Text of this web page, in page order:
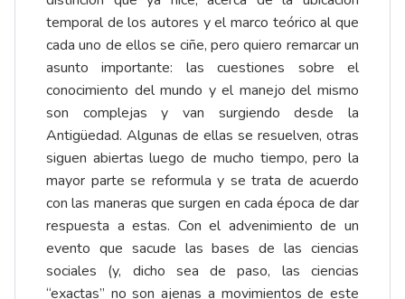
temporal de los autores y el marco teórico al que
cada uno de ellos se ciñe, pero quiero remarcar un
asunto importante: las cuestiones sobre el
conocimiento del mundo y el manejo del mismo
son complejas y van surgiendo desde la
Antigüedad. Algunas de ellas se resuelven, otras
siguen abiertas luego de mucho tiempo, pero la
mayor parte se reformula y se trata de acuerdo
con las maneras que surgen en cada época de dar
respuesta a estas. Con el advenimiento de un
evento que sacude las bases de las ciencias
sociales (y, dicho sea de paso, las ciencias
“exactas” no son ajenas a movimientos de este